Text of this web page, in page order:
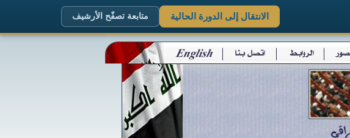
الانتقال إلى الدورة الحالية متابعة تصفّح الأرشيف